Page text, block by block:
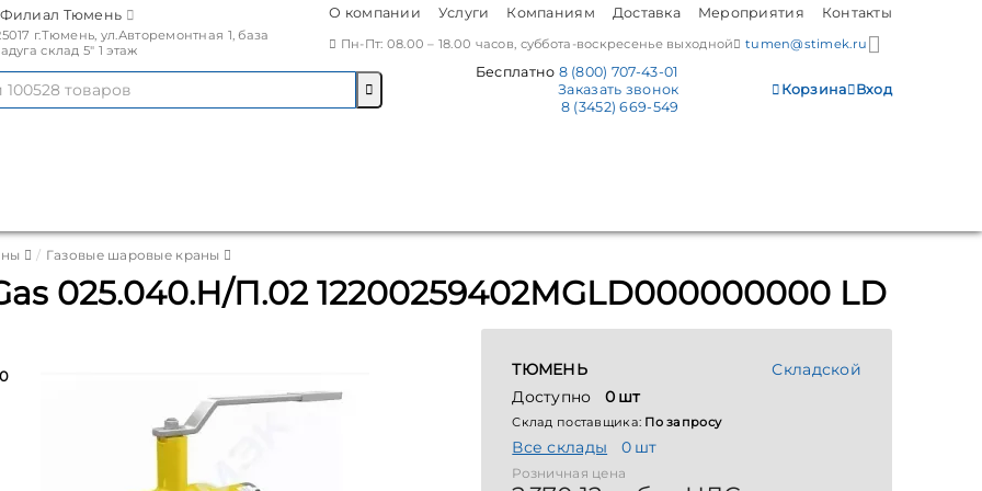
Тюмень
г.Тюмень, ул.Авторемонтная 1, база
склад 5" 1 этаж
О компании Услуги Компаниям Доставка Мероприятия Контакты
Пн-Пт: 08.00 – 18.00 часов, суббота-воскресенье выходной tumen@stimek.ru
Бесплатно 8 (800) 707-43-01
Заказать звонок
8 (3452) 669-549
Корзина Вход
Газовые шаровые краны
025.040.Н/П.02 12200259402MGLD000000000 LD
Складской
ТЮМЕНЬ
Доступно0 шт
Склад поставщика: По запросу
Все склады 0 шт
Розничная цена